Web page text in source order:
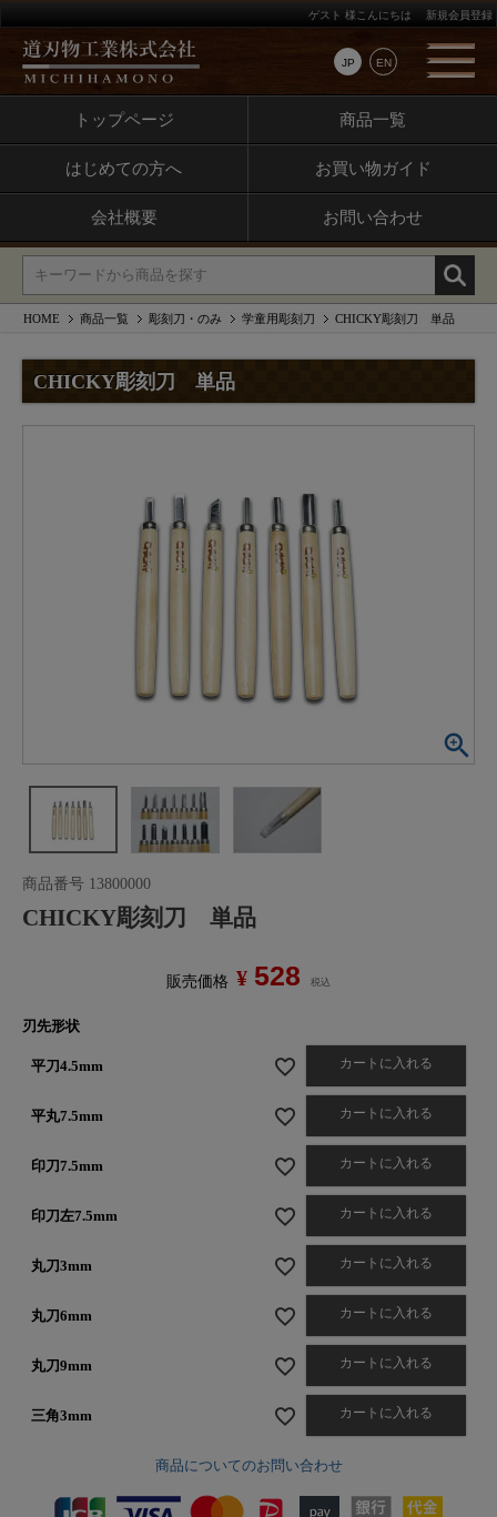
JP EN
ゲスト 様こんにちは 新規会員登録
トップページ 商品一覧
はじめての方へ お買い物ガイド
会社概要 お問い合わせ
HOME 商品一覧 彫刻刀・のみ 学童用彫刻刀 CHICKY彫刻刀 単品
CHICKY彫刻刀 単品
商品番号 13800000
CHICKY彫刻刀 単品
販売価格 ¥ 528 税込
刃先形状
平刀4.5mm カートに入れる
平丸7.5mm カートに入れる
印刀7.5mm カートに入れる
印刀左7.5mm カートに入れる
丸刀3mm カートに入れる
丸刀6mm カートに入れる
丸刀9mm カートに入れる
三角3mm カートに入れる
商品についてのお問い合わせ